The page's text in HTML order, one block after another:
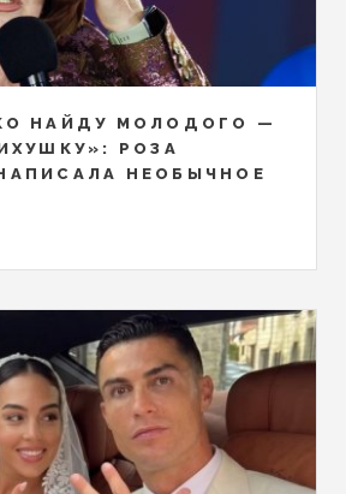
НАЙДУ МОЛОДОГО —
РОЗА
НЕОБЫЧНОЕ